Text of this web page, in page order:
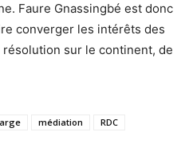
Faure Gnassingbé est donc
converger les intérêts des
sur le continent, de
médiation
RDC